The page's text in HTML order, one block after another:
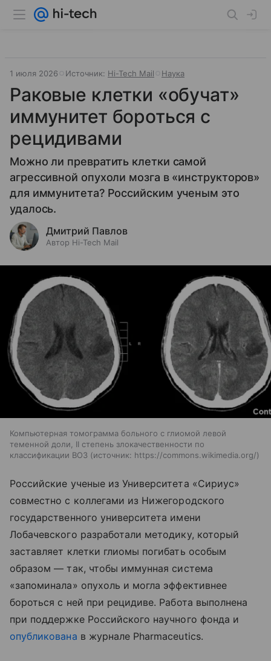
1 июля 2026 Источник: Hi-Tech Mail Наука
Раковые клетки «обучат»
иммунитет бороться с
рецидивами
Можно ли превратить клетки самой
агрессивной опухоли мозга в «инструкторов»
для иммунитета? Российским ученым это
удалось.
Дмитрий Павлов
Автор Hi-Tech Mail
Компьютерная томограмма больного с глиомой левой
теменной доли, II степень злокачественности по
классификации ВОЗ
источник: https://commons.wikimedia.org/
Российские ученые из Университета «Сириус»
совместно с коллегами из Нижегородского
государственного университета имени
Лобачевского разработали методику, который
заставляет клетки глиомы погибать особым
образом — так, чтобы иммунная система
«запоминала» опухоль и могла эффективнее
бороться с ней при рецидиве. Работа выполнена
при поддержке Российского научного фонда и
опубликована в журнале Pharmaceutics.